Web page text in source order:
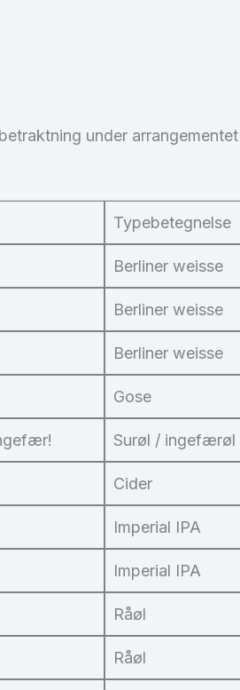
under
Typebetegnelse
Berliner weisse
Berliner weisse
Berliner weisse
Gose
Surøl / ingefærøl
Cider
Imperial IPA
Imperial IPA
Råøl
Råøl